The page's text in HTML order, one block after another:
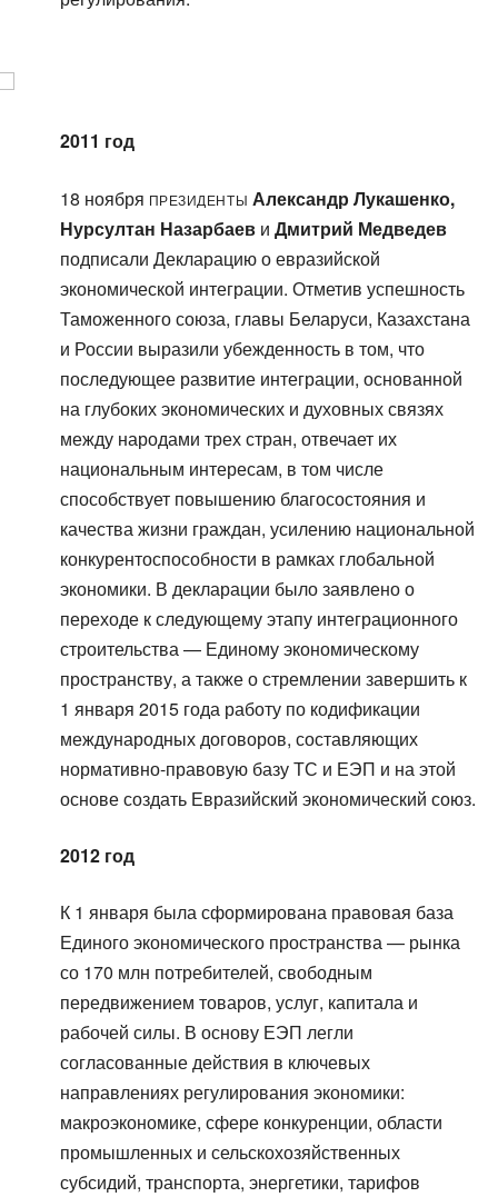
2011 год
18 ноября президенты Александр Лукашенко,
Нурсултан Назарбаев и Дмитрий Медведев
подписали Декларацию о евразийской
экономической интеграции. Отметив успешность
Таможенного союза, главы Беларуси, Казахстана
и России выразили убежденность в том, что
последующее развитие интеграции, основанной
на глубоких экономических и духовных связях
между народами трех стран, отвечает их
национальным интересам, в том числе
способствует повышению благосостояния и
качества жизни граждан, усилению национальной
конкурентоспособности в рамках глобальной
экономики. В декларации было заявлено о
переходе к следующему этапу интеграционного
строительства — Единому экономическому
пространству, а также о стремлении завершить к
1 января 2015 года работу по кодификации
международных договоров, составляющих
нормативно-правовую базу ТС и ЕЭП и на этой
основе создать Евразийский экономический союз.
2012 год
К 1 января была сформирована правовая база
Единого экономического пространства — рынка
со 170 млн потребителей, свободным
передвижением товаров, услуг, капитала и
рабочей силы. В основу ЕЭП легли
согласованные действия в ключевых
направлениях регулирования экономики:
макроэкономике, сфере конкуренции, области
промышленных и сельскохозяйственных
субсидий, транспорта, энергетики, тарифов